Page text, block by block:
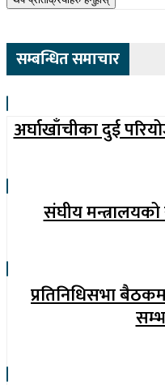
सम्बन्धित समाचार
अर्घाखाँचीका दुई
संघीय
प्रतिनिधिसभा